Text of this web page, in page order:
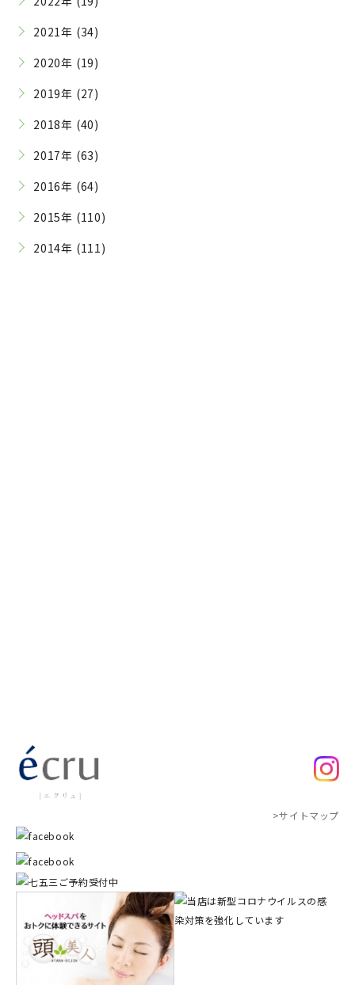
2021年 (34)
2020年 (19)
2019年 (27)
2018年 (40)
2017年 (63)
2016年 (64)
2015年 (110)
2014年 (111)
>サイトマップ